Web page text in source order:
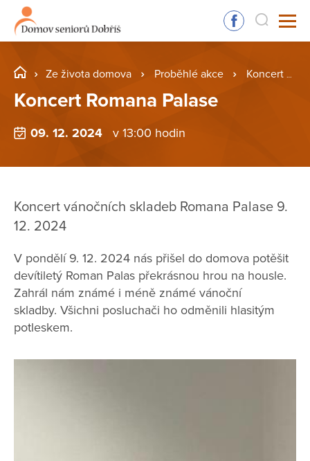
Ze života domova Proběhlé akce Koncert Romana Palase
Koncert Romana Palase
09. 12. 2024 v 13:00 hodin
Koncert vánočních skladeb Romana Palase 9.
12. 2024
V pondělí 9. 12. 2024 nás přišel do domova potěšit
devítiletý Roman Palas překrásnou hrou na housle.
Zahrál nám známé i méně známé vánoční
skladby. Všichni posluchači ho odměnili hlasitým
potleskem.